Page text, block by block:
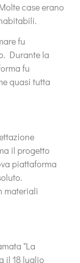
case erano
fu
Durante la
fu
quasi tutta
il progetto
piattaforma
materiali
"La
il 18 luglio